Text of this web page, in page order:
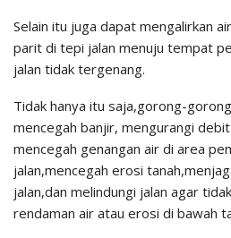
Selain itu juga dapat mengalirkan
parit di tepi jalan menuju tempat
jalan tidak tergenang.
Tidak hanya itu saja,gorong-
mencegah banjir, mengurangi
mencegah genangan air di area
jalan,mencegah erosi
jalan,dan melindungi jalan agar
rendaman air atau erosi di bawah